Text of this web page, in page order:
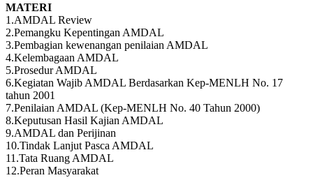
MATERI
1.AMDAL Review
2.Pemangku Kepentingan AMDAL
3.Pembagian kewenangan penilaian AMDAL
4.Kelembagaan AMDAL
5.Prosedur AMDAL
6.Kegiatan Wajib AMDAL Berdasarkan Kep-MENLH No. 17
tahun 2001
7.Penilaian AMDAL (Kep-MENLH No. 40 Tahun 2000)
8.Keputusan Hasil Kajian AMDAL
9.AMDAL dan Perijinan
10.Tindak Lanjut Pasca AMDAL
11.Tata Ruang AMDAL
12.Peran Masyarakat